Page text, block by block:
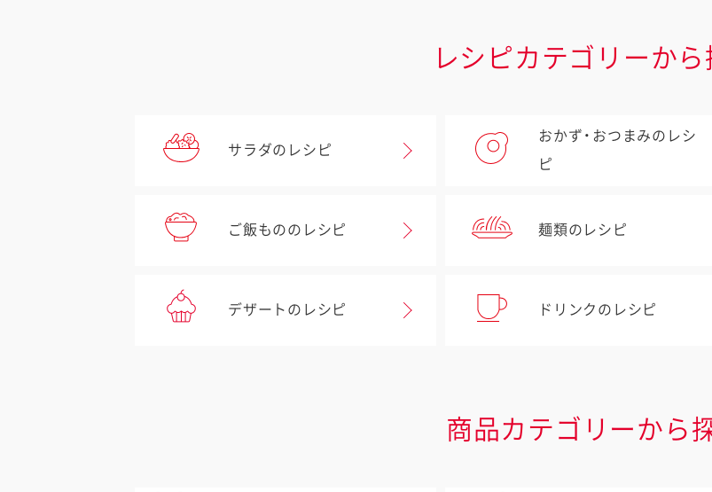
レシピカテゴリーから
サラダのレシピ
おかず・おつまみのレシ
ピ
ご飯もののレシピ 麺類のレシピ
デザートのレシピ ドリンクのレシピ
商品カテゴリーから